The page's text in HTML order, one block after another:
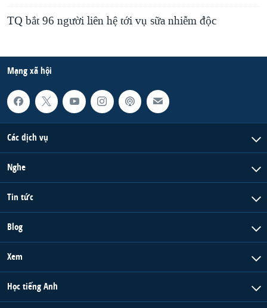
TQ bắt 96 người liên hệ tới vụ sữa nhiễm độc
Mạng xã hội
Các dịch vụ
Nghe
Tin tức
Blog
Xem
Học tiếng Anh